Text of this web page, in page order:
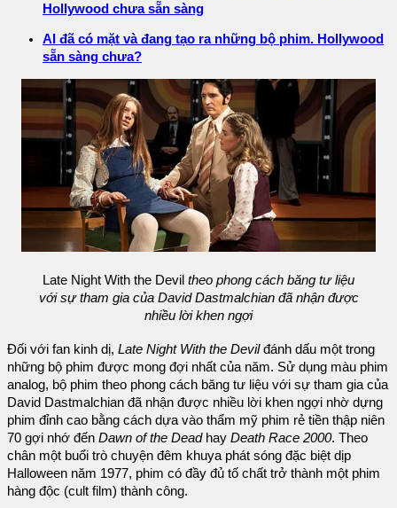
Hollywood chưa sẵn sàng
AI đã có mặt và đang tạo ra những bộ phim. Hollywood
sẵn sàng chưa?
Late Night With the Devil theo phong cách băng tư liệu
với sự tham gia của David Dastmalchian đã nhận được
nhiều lời khen ngợi
Đối với fan kinh dị, Late Night With the Devilđánh dấu một trong
những bộ phim được mong đợi nhất của năm. Sử dụng màu phim
analog, bộ phim theo phong cách băng tư liệu với sự tham gia của
David Dastmalchian đã nhận được nhiều lời khen ngợi nhờ dựng
phim đỉnh cao bằng cách dựa vào thẩm mỹ phim rẻ tiền thập niên
70 gợi nhớ đến Dawn of the Deadhay Death Race 2000. Theo
chân một buổi trò chuyện đêm khuya phát sóng đặc biệt dịp
Halloween năm 1977, phim có đầy đủ tố chất trở thành một phim
hàng độc (cult film) thành công.